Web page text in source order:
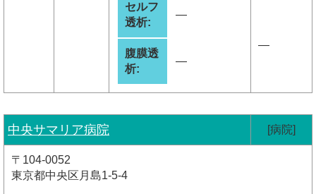
セルフ
透析:
―
腹膜透
析:
―
―
中央サマリア病院 [病院]
〒104-0052
東京都中央区月島1-5-4